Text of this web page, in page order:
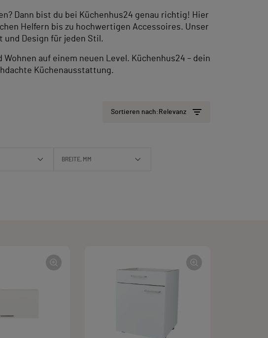
Dann bist du bei Küchenhus24 genau richtig! Hier
Helfern bis zu hochwertigen Accessoires. Unser
Design für jeden Stil.
auf einem neuen Level. Küchenhus24 – dein
Küchenausstattung.
Sortieren nach: Relevanz
BREITE, MM